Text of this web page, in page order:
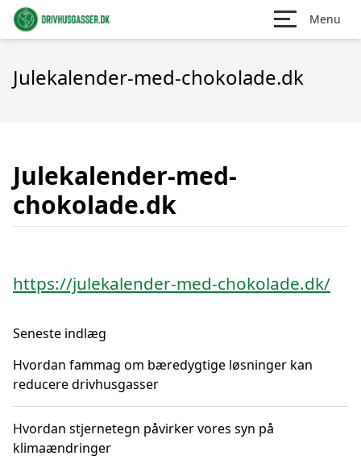
Menu
Julekalender-med-chokolade.dk
Julekalender-med-
chokolade.dk
https://julekalender-med-chokolade.dk/
Seneste indlæg
Hvordan fammag om bæredygtige løsninger kan
reducere drivhusgasser
Hvordan stjernetegn påvirker vores syn på
klimaændringer